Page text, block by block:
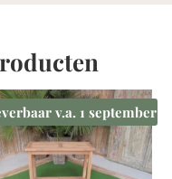
v.a. 1 september